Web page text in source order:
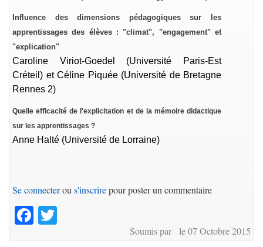
Influence des dimensions pédagogiques sur les
apprentissages des élèves : "climat", "engagement" et
"explication"
Caroline Viriot-Goedel (Université Paris-Est
Créteil) et Céline Piquée (Université de Bretagne
Rennes 2)
Quelle efficacité de l'explicitation et de la mémoire didactique
sur les apprentissages ?
Anne Halté (Université de Lorraine)
Se connecterou s'inscrirepour poster un commentaire
Facebook
Soumis par le 07 Octobre 2015